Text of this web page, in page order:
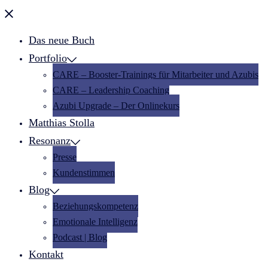
Menü
Das neue Buch
Portfolio
CARE – Booster-Trainings für Mitarbeiter und Azubis
CARE – Leadership Coaching
Azubi Upgrade – Der Onlinekurs
Matthias Stolla
Resonanz
Presse
Kundenstimmen
Blog
Beziehungskompetenz
Emotionale Intelligenz
Podcast | Blog
Kontakt